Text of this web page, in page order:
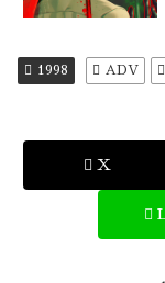
1998 ADV
X